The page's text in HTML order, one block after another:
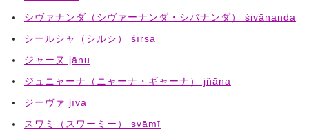
シヴァナンダ（シヴァーナンダ・シバナンダ） śivānanda
シールシャ（シルシ） śīrṣa
ジャーヌ jānu
ジュニャーナ（ニャーナ・ギャーナ） jñāna
ジーヴァ jīva
スワミ（スワーミー） svāmī